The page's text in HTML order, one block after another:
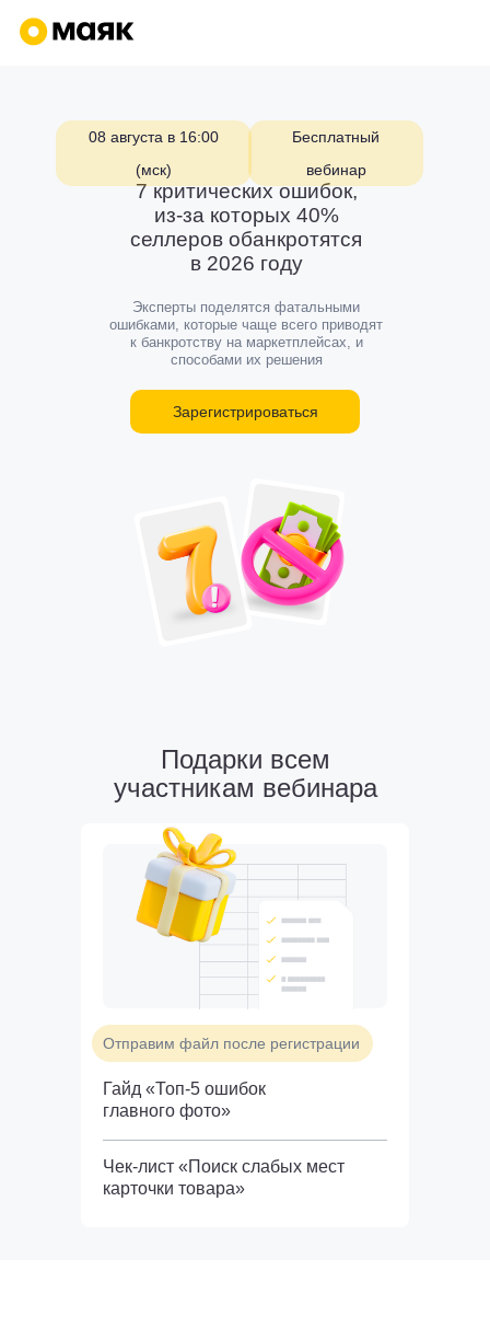
7 критических ошибок,
из-за которых 40%
селлеров обанкротятся
в 2026 году
Эксперты поделятся фатальными
ошибками, которые чаще всего приводят
к банкротству на маркетплейсах, и
способами их решения
Бесплатный
вебинар
08 августа в 16:00
(мск)
Зарегистрироваться
Подарки всем
участникам вебинара
Гайд «Топ-5 ошибок
главного фото»
Чек-лист «Поиск слабых мест
карточки товара»
Отправим файл после регистрации